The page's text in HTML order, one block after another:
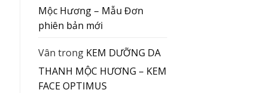
Mộc Hương – Mẫu Đơn
phiên bản mới
Vân trong KEM DƯỠNG DA
THANH MỘC HƯƠNG – KEM
FACE OPTIMUS